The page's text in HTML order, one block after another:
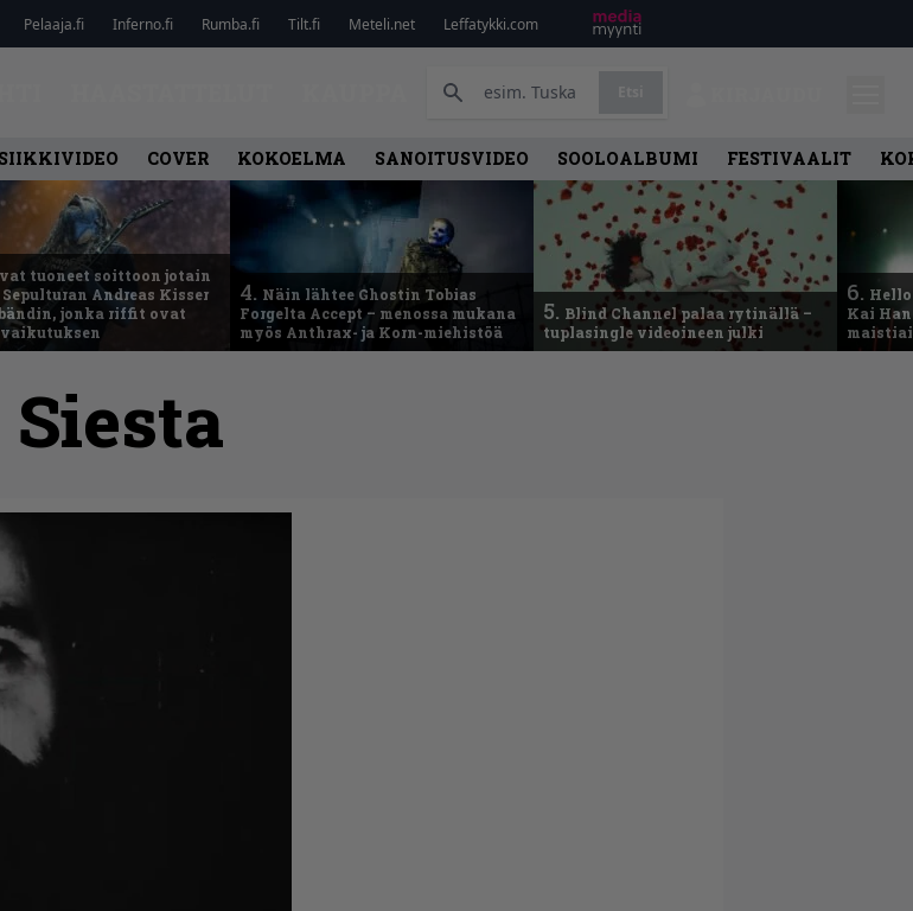
Pelaaja.fi Inferno.fi Rumba.fi Tilt.fi Meteli.net Leffatykki.com
COVER KOKOELMA SANOITUSVIDEO SOOLOALBUMI FESTIVAALIT
tuoneet soittoon jotain
Andreas Kisser
jonka riffit ovat
4. Näin lähtee Ghostin Tobias
Forgelta Accept – menossa mukana
myös Anthrax- ja Korn-miehistöä
5. Blind Channel palaa rytinällä –
tuplasingle videoineen julki
6.
Kai